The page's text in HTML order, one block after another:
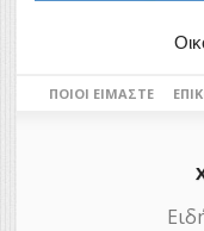
ΠΟΙΟΙ ΕΊΜΑΣΤΕ